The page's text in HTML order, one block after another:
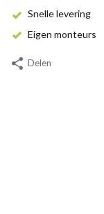
Snelle levering
Eigen monteurs
Delen